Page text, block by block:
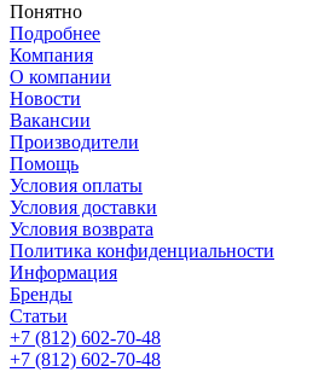
Понятно
Подробнее
Компания
О компании
Новости
Вакансии
Производители
Помощь
Условия оплаты
Условия доставки
Условия возврата
Политика конфиденциальности
Информация
Бренды
Статьи
+7 (812) 602-70-48
+7 (812) 602-70-48